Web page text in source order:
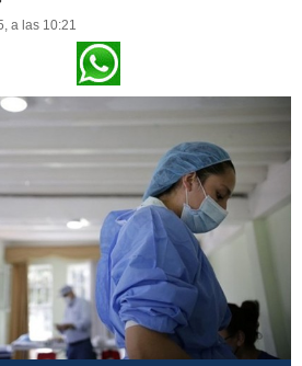
a las 10:21